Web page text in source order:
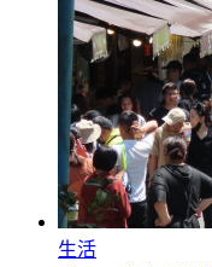
生活